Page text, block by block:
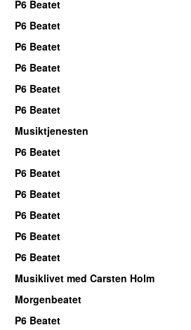
P6 Beatet
P6 Beatet
P6 Beatet
P6 Beatet
P6 Beatet
P6 Beatet
Musiktjenesten
P6 Beatet
P6 Beatet
P6 Beatet
P6 Beatet
P6 Beatet
P6 Beatet
Musiklivet med Carsten Holm
Morgenbeatet
P6 Beatet